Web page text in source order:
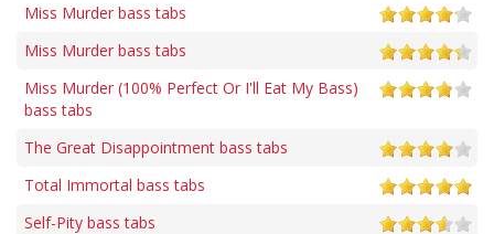
Miss Murder bass tabs
Miss Murder bass tabs
Miss Murder (100% Perfect Or I'll Eat My Bass)
bass tabs
The Great Disappointment bass tabs
Total Immortal bass tabs
Self-Pity bass tabs